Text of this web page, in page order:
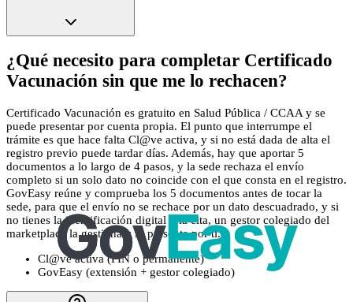
¿Qué necesito para completar Certificado
Vacunación sin que me lo rechacen?
Certificado Vacunación es gratuito en Salud Pública / CCAA y se
puede presentar por cuenta propia. El punto que interrumpe el
trámite es que hace falta Cl@ve activa, y si no está dada de alta el
registro previo puede tardar días. Además, hay que aportar 5
documentos a lo largo de 4 pasos, y la sede rechaza el envío
completo si un solo dato no coincide con el que consta en el registro.
GovEasy reúne y comprueba los 5 documentos antes de tocar la
sede, para que el envío no se rechace por un dato descuadrado, y si
no tienes la identificación digital o la cita, un gestor colegiado del
marketplace la gestiona y lo presenta por ti.
Cl@ve activa (PIN o permanente)
GovEasy (extensión + gestor colegiado)